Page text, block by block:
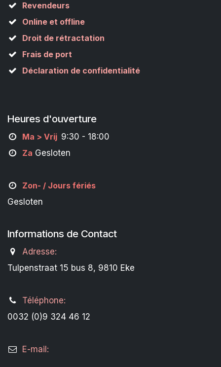
Revendeurs
Online et offline
Droit de rétractation
Frais de port
Déclaration de confidentialité
Heures d'ouverture
Ma > Vrij 9:30 - 18:00
Za Gesloten
Zon- / Jours fériés
Gesloten
Informations de Contact
Adresse:
Tulpenstraat 15 bus 8, 9810 Eke
Téléphone:
0032 (0)9 324 46 12
E-mail: